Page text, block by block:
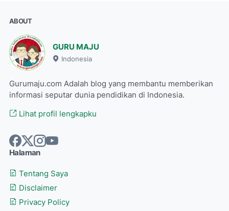
ABOUT
GURU MAJU
Indonesia
Gurumaju.com Adalah blog yang membantu memberikan
informasi seputar dunia pendidikan di Indonesia.
Lihat profil lengkapku
Halaman
Tentang Saya
Disclaimer
Privacy Policy